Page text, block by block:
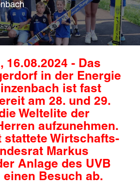
16.08.2024 - Das
in der Energie
ist fast
am 28. und 29.
Weltelite der
aufzunehmen.
stattete Wirtschafts-
Markus
Anlage des UVB
einen Besuch ab.